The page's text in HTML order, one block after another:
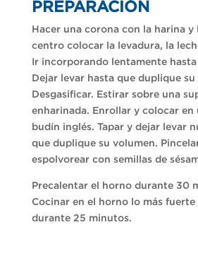
PREPARACIÓN
Hacer una corona con la harina y
centro colocar la levadura, la
Ir incorporando lentamente hasta
Dejar levar hasta que duplique su
Desgasificar. Estirar sobre una
enharinada. Enrollar y colocar en
budín inglés. Tapar y dejar levar
que duplique su volumen.
espolvorear con semillas de
Precalentar el horno durante 30
Cocinar en el horno lo más fuerte
durante 25 minutos.